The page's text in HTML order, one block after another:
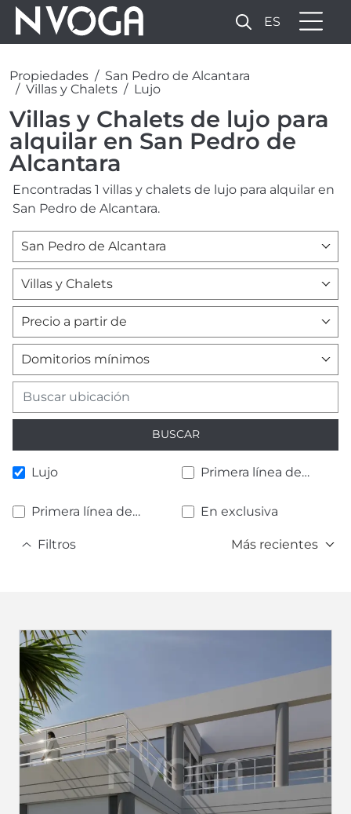
ES
Propiedades
San Pedro de Alcantara
Villas y Chalets
Lujo
Villas y Chalets de lujo para
alquilar en San Pedro de
Alcantara
Encontradas 1 villas y chalets de lujo para alquilar en
San Pedro de Alcantara.
San Pedro de Alcantara
Villas y Chalets
Precio a partir de
Domitorios mínimos
BUSCAR
Lujo
Primera línea de
Primera línea de
En exclusiva
Filtros Más recientes